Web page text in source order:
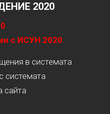
2020
с ИСУН 2020
в системата
системата
сайта